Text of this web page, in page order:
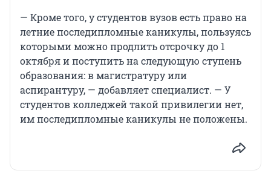
— Кроме того, у студентов вузов есть право на
летние последипломные каникулы, пользуясь
которыми можно продлить отсрочку до 1
октября и поступить на следующую ступень
образования: в магистратуру или
аспирантуру, — добавляет специалист. — У
студентов колледжей такой привилегии нет,
им последипломные каникулы не положены.